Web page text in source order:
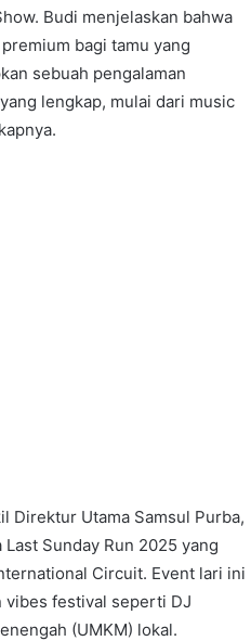
Budi menjelaskan bahwa
bagi tamu yang
sebuah pengalaman
lengkap, mulai dari music
Direktur Utama Samsul Purba,
Sunday Run 2025 yang
Circuit. Event lari ini
vibes festival seperti DJ
(UMKM) lokal.